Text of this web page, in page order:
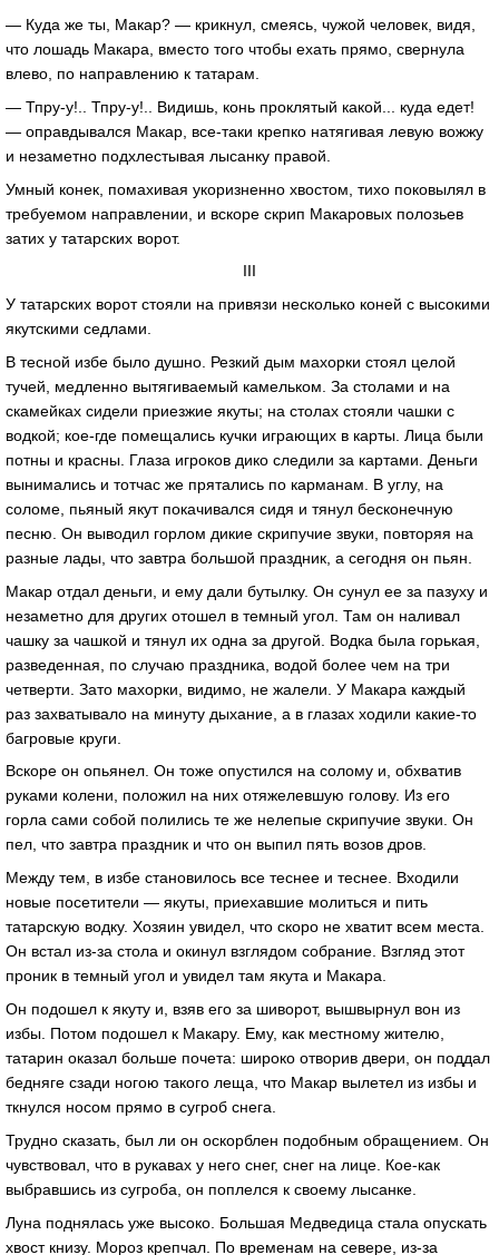
— Куда же ты, Макар? — крикнул, смеясь, чужой человек, видя,
что лошадь Макара, вместо того чтобы ехать прямо, свернула
влево, по направлению к татарам.
— Тпру-у!.. Тпру-у!.. Видишь, конь проклятый какой... куда едет!
— оправдывался Макар, все-таки крепко натягивая левую вожжу
и незаметно подхлестывая лысанку правой.
Умный конек, помахивая укоризненно хвостом, тихо поковылял в
требуемом направлении, и вскоре скрип Макаровых полозьев
затих у татарских ворот.
III
У татарских ворот стояли на привязи несколько коней с высокими
якутскими седлами.
В тесной избе было душно. Резкий дым махорки стоял целой
тучей, медленно вытягиваемый камельком. За столами и на
скамейках сидели приезжие якуты; на столах стояли чашки с
водкой; кое-где помещались кучки играющих в карты. Лица были
потны и красны. Глаза игроков дико следили за картами. Деньги
вынимались и тотчас же прятались по карманам. В углу, на
соломе, пьяный якут покачивался сидя и тянул бесконечную
песню. Он выводил горлом дикие скрипучие звуки, повторяя на
разные лады, что завтра большой праздник, а сегодня он пьян.
Макар отдал деньги, и ему дали бутылку. Он сунул ее за пазуху и
незаметно для других отошел в темный угол. Там он наливал
чашку за чашкой и тянул их одна за другой. Водка была горькая,
разведенная, по случаю праздника, водой более чем на три
четверти. Зато махорки, видимо, не жалели. У Макара каждый
раз захватывало на минуту дыхание, а в глазах ходили какие-то
багровые круги.
Вскоре он опьянел. Он тоже опустился на солому и, обхватив
руками колени, положил на них отяжелевшую голову. Из его
горла сами собой полились те же нелепые скрипучие звуки. Он
пел, что завтра праздник и что он выпил пять возов дров.
Между тем, в избе становилось все теснее и теснее. Входили
новые посетители — якуты, приехавшие молиться и пить
татарскую водку. Хозяин увидел, что скоро не хватит всем места.
Он встал из-за стола и окинул взглядом собрание. Взгляд этот
проник в темный угол и увидел там якута и Макара.
Он подошел к якуту и, взяв его за шиворот, вышвырнул вон из
избы. Потом подошел к Макару. Ему, как местному жителю,
татарин оказал больше почета: широко отворив двери, он поддал
бедняге сзади ногою такого леща, что Макар вылетел из избы и
ткнулся носом прямо в сугроб снега.
Трудно сказать, был ли он оскорблен подобным обращением. Он
чувствовал, что в рукавах у него снег, снег на лице. Кое-как
выбравшись из сугроба, он поплелся к своему лысанке.
Луна поднялась уже высоко. Большая Медведица стала опускать
хвост книзу. Мороз крепчал. По временам на севере, из-за